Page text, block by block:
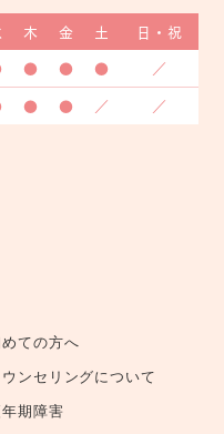
木 金 土
日・祝
● ● ●
／
● ● ／ ／
ての方へ
ウンセリングについて
期障害